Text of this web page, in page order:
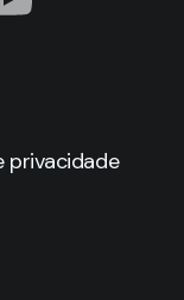
privacidade